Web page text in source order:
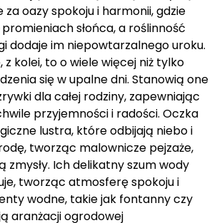
oazy spokoju i harmonii, gdzie
słońca, a roślinność
dodaje im niepowtarzalnego uroku.
kolei, to o wiele więcej niż tylko
się w upalne dni. Stanowią one
dla całej rodziny, zapewniając
przyjemności i radości. Oczka
lustra, które odbijają niebo i
tworząc malownicze pejzaże,
zmysły. Ich delikatny szum wody
tworząc atmosferę spokoju i
wodne, takie jak fontanny czy
aranżacji ogrodowej